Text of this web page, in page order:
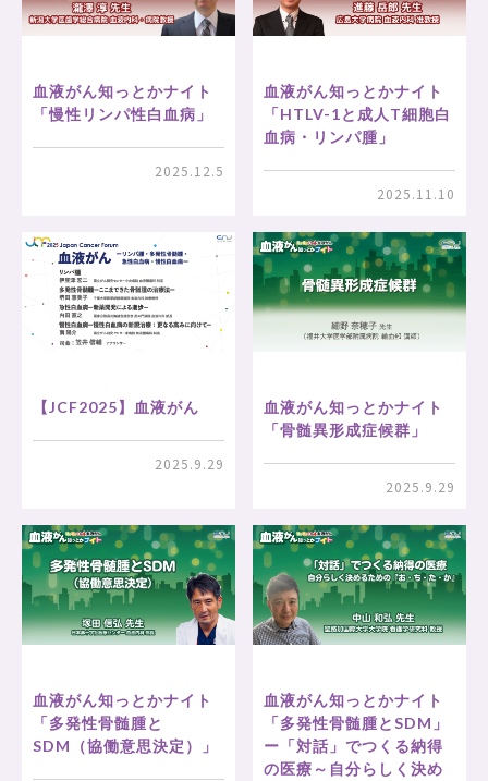
血液がん知っとかナイト
「慢性リンパ性白血病」
2025.12.5
血液がん知っとかナイト
「HTLV-1と成人T細胞白
血病・リンパ腫」
2025.11.10
【JCF2025】血液がん
2025.9.29
血液がん知っとかナイト
「骨髄異形成症候群」
2025.9.29
血液がん知っとかナイト
「多発性骨髄腫と
SDM（協働意思決定）」
血液がん知っとかナイト
「多発性骨髄腫とSDM」
ー「対話」でつくる納得
の医療～自分らしく決め